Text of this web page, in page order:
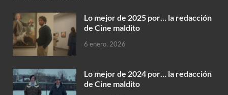
Lo mejor de 2025 por… la redacción
de Cine maldito
6 enero, 2026
Lo mejor de 2024 por… la redacción
de Cine maldito